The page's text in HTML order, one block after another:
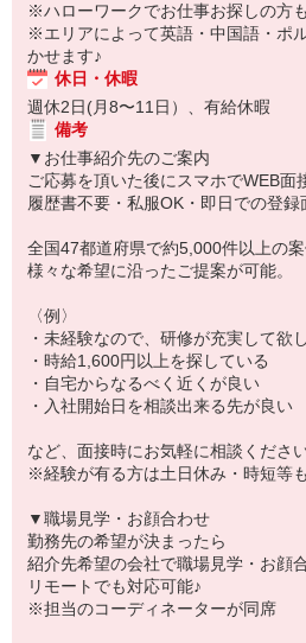
※ハローワークでお仕事お探しの方
※エリアによって英語・中国語・ポ
かせます♪
休日・休暇
週休2日(月8〜11日）、有給休暇
備考
▼お仕事紹介先のご案内
ご応募を頂いた後にスマホでWEB面
履歴書不要・私服OK・即日での登録
全国47都道府県で約5,000件以上の
様々な希望に沿ったご提案が可能。
〈例〉
・未経験なので、研修が充実して欲
・時給1,600円以上を探している
・自宅からなるべく近くが良い
・入社開始日を相談出来る先が良い
など、面接時にお気軽に相談くださ
※経験が有る方は土日休み・時短等
▼職場見学・お顔合わせ
勤務先の希望が決まったら
紹介先希望の会社で職場見学・お顔
リモートでも対応可能♪
※担当のコーディネーターが同席